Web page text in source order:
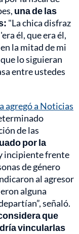
una de las
"La chica disfraz
él, que era él,
la mitad de mi
lo siguieran
entre ustedes
agregó a Noticias
de las
por la
incipiente frente
de género
al agresor
alguna
señaló.
que
vincularlas